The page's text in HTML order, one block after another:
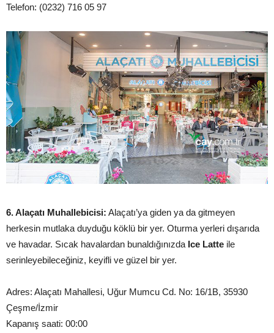
Telefon: (0232) 716 05 97
6. Alaçatı Muhallebicisi: Alaçatı’ya giden ya da gitmeyen
herkesin mutlaka duyduğu köklü bir yer. Oturma yerleri dışarıda
ve havadar. Sıcak havalardan bunaldığınızda Ice Latte ile
serinleyebileceğiniz, keyifli ve güzel bir yer.
Adres: Alaçatı Mahallesi, Uğur Mumcu Cd. No: 16/1B, 35930
Çeşme/İzmir
Kapanış saati: 00:00